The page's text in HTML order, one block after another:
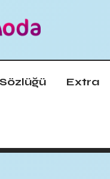
Extra